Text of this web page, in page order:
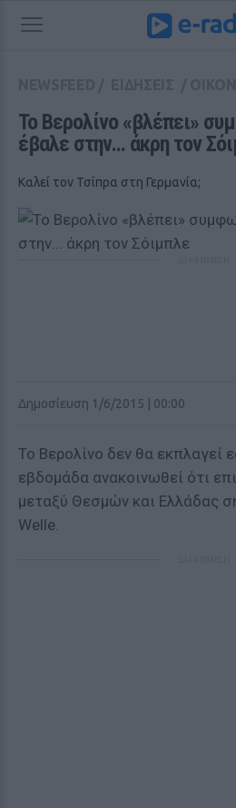
Το Βερολίνο «βλέπει»
έβαλε στην... άκρη τον
Καλεί τον Τσίπρα στη Γερμανία;
Δημοσίευση 1/6/2015 | 00:00
Το Βερολίνο δεν θα εκπλαγεί
εβδομάδα ανακοινωθεί ότι
μεταξύ Θεσμών και Ελλάδας
Welle.